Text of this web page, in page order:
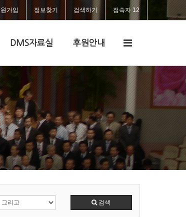
가입 정보찾기 검색하기 접속자 12
DMS자료실 후원안내
전
메
뉴
검색